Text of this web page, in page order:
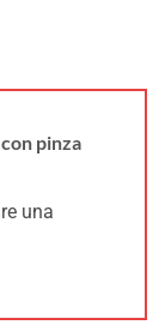
pinza
una